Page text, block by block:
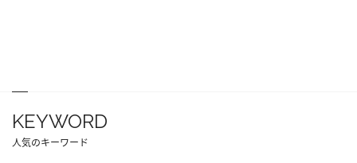
KEYWORD
人気のキーワード